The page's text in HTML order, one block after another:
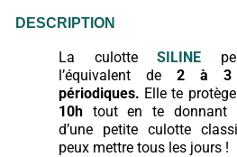
DESCRIPTION
La culotte SILINE
l’équivalent de 2 à 3
périodiques. Elle te
10h tout en te donnant
d’une petite culotte
peux mettre tous les jours !